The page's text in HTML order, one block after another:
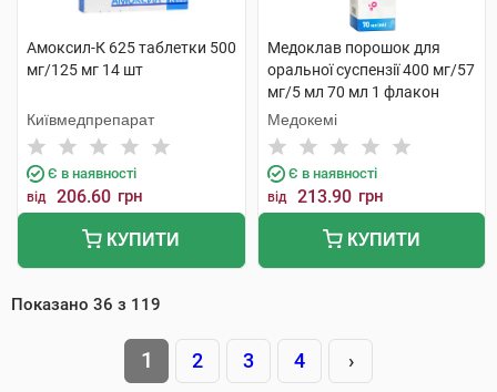
Амоксил-К 625 таблетки 500
мг/125 мг 14 шт
Київмедпрепарат
Є в наявності
від 206.60 грн
КУПИТИ
Медоклав порошок для
оральної суспензії 400 мг/57
мг/5 мл 70 мл 1 флакон
Медокемі
Є в наявності
від 213.90 грн
КУПИТИ
Показано 36 з 119
1 2 3 4 ›